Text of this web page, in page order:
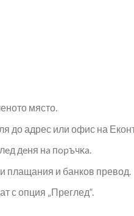
място.
до адрес или офис на
дeня нa пopъчĸa.
плащания и банков превод.
с опция „Преглед“.